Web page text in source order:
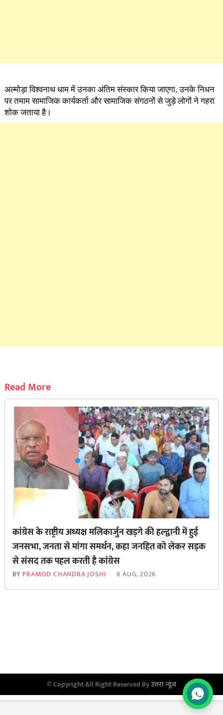
अल्मोड़ा विश्वनाथ धाम में उनका अंतिम संस्कार किया जाएगा, उनके निधन
पर तमाम सामाजिक कार्यकर्ता और सामाजिक संगठनों से जुड़े लोगों ने गहरा
शोक जताया है।
Read More
कांग्रेस के राष्ट्रीय अध्यक्ष मलिकार्जुन खड़गे की हल्द्वानी में हुई
जनसभा, जनता से मांगा समर्थन, कहा जनहित को लेकर सड़क
से ‌संसद तक पहल करती है कांग्रेस
BY PRAMOD CHANDRA JOSHI 8 AUG, 2026
© Copyright All Right Reserved Byउत्तरा न्यूज